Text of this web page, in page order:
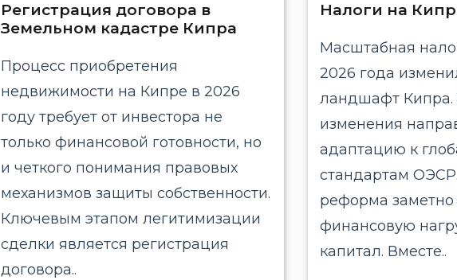
Регистрация договора в
Земельном кадастре Кипра
Процесс приобретения
недвижимости на Кипре в 2026
году требует от инвестора не
только финансовой готовности, но
и четкого понимания правовых
механизмов защиты собственности.
Ключевым этапом легитимизации
сделки является регистрация
договора..
Налоги на
Масштабная
2026 года
ландшафт Кипра.
изменения
адаптацию к
стандартам
реформа заметно
финансовую
капитал. Вместе..